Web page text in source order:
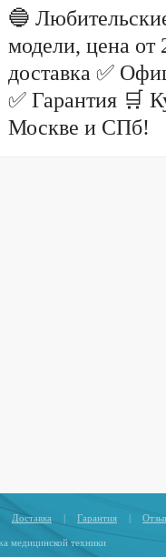
🔵
модели, цена
доставка ✅
✅ Гарантия 🛒
Москве и СПб!
Доставка | Гарантия |
медицинской техники